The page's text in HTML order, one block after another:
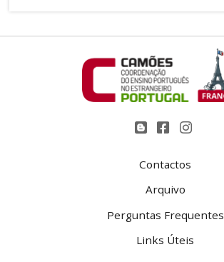
Contactos
Arquivo
Perguntas Frequentes
Links Úteis